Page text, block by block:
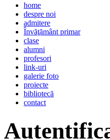
home
despre noi
admitere
Învăţământ primar
clase
alumni
profesori
link-uri
galerie foto
proiecte
bibliotecă
contact